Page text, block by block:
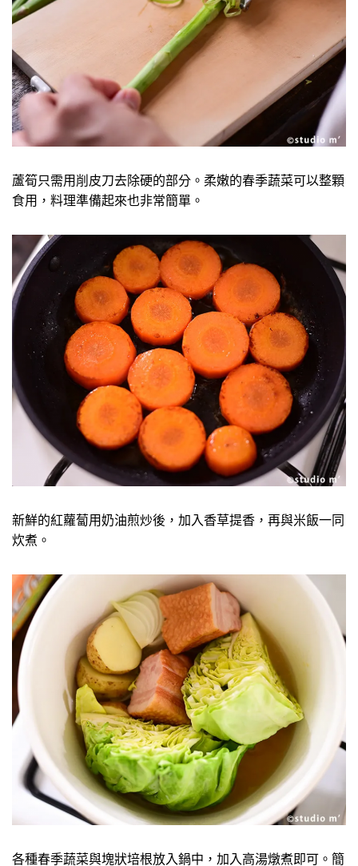
蘆筍只需用削皮刀去除硬的部分。柔嫩的春季蔬菜可以整顆
食用，料理準備起來也非常簡單。
新鮮的紅蘿蔔用奶油煎炒後，加入香草提香，再與米飯一同
炊煮。
各種春季蔬菜與塊狀培根放入鍋中，加入高湯燉煮即可。簡